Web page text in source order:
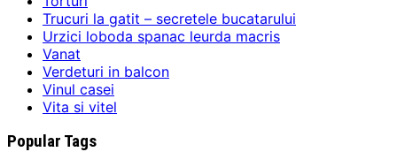
Trucuri la gatit – secretele bucatarului
Urzici loboda spanac leurda macris
Vanat
Verdeturi in balcon
Vinul casei
Vita si vitel
Popular Tags